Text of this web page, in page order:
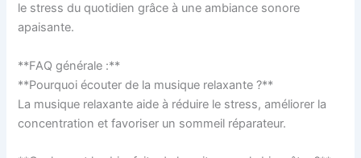
le stress du quotidien grâce à une ambiance sonore
apaisante.
**FAQ générale :**
**Pourquoi écouter de la musique relaxante ?**
La musique relaxante aide à réduire le stress, améliorer la
concentration et favoriser un sommeil réparateur.